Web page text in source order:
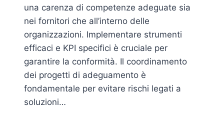
una carenza di competenze adeguate sia
nei fornitori che all’interno delle
organizzazioni. Implementare strumenti
efficaci e KPI specifici è cruciale per
garantire la conformità. Il coordinamento
dei progetti di adeguamento è
fondamentale per evitare rischi legati a
soluzioni…